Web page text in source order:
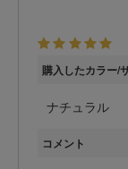
購入したカラー/
ナチュラル
コメント